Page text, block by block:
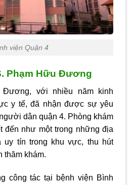
viện Quận 4
Phạm Hữu Đương
với nhiều năm kinh
y tế, đã nhận được sự yêu
dân quận 4. Phòng khám
đến như một trong những địa
uy tín trong khu vực, thu hút
thăm khám.
công tác tại bệnh viện Bình